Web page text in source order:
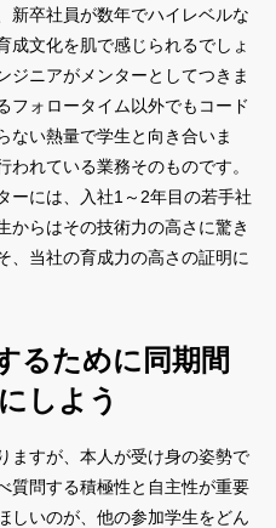
新卒社員が数年でハイレベルな
成文化を肌で感じられるでしょ
ジニアがメンターとしてつきま
フォロータイム以外でもコード
ない熱量で学生と向き合いま
れている業務そのものです。
ーには、入社1～2年目の若手社
からはその技術力の高さに驚き
、当社の育成力の高さの証明に
るために同期間
しよう
ますが、本人が受け身の姿勢で
質問する積極性と自主性が重要
しいのが、他の参加学生をどん